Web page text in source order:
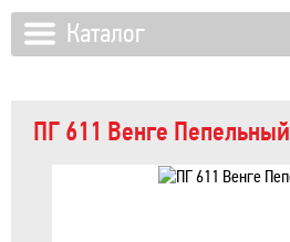
ПГ 611 Венге Пепельный